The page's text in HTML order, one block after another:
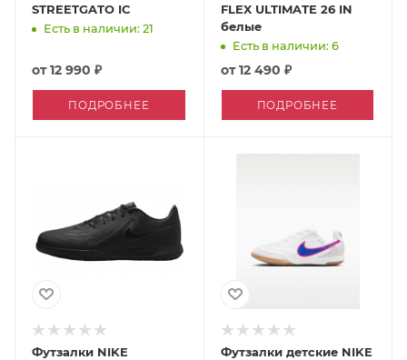
STREETGATO IC
Есть в наличии: 21
от12 990 ₽
ПОДРОБНЕЕ
FLEX ULTIMATE 26 IN
белые
Есть в наличии: 6
от12 490 ₽
ПОДРОБНЕЕ
Футзалки NIKE
Футзалки детские NIKE